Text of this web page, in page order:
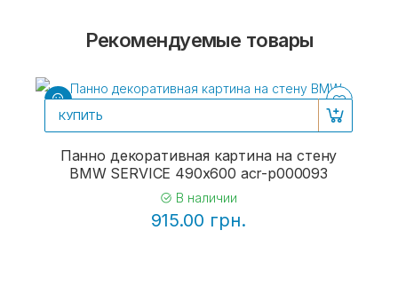
Рекомендуемые товары
КУПИТЬ
Панно декоративная картина на стену
BMW SERVICE 490х600 acr-p000093
В наличии
915.00 грн.